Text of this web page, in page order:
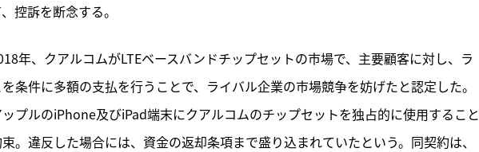
控訴を断念する。
年、クアルコムがLTEベースバンドチップセットの市場で、主要顧客に対し、ラ
条件に多額の支払を行うことで、ライバル企業の市場競争を妨げたと認定した。
プルのiPhone及びiPad端末にクアルコムのチップセットを独占的に使用すること
。違反した場合には、資金の返却条項まで盛り込まれていたという。同契約は、